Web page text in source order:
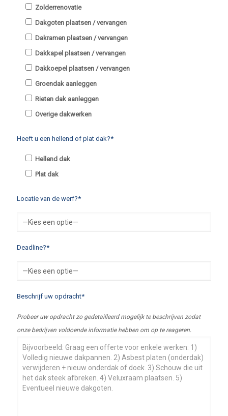
Zolderrenovatie
Dakgoten plaatsen / vervangen
Dakramen plaatsen / vervangen
Dakkapel plaatsen / vervangen
Dakkoepel plaatsen / vervangen
Groendak aanleggen
Rieten dak aanleggen
Overige dakwerken
Heeft u een hellend of plat dak?*
Hellend dak
Plat dak
Locatie van de werf?*
Deadline?*
Beschrijf uw opdracht*
Probeer uw opdracht zo gedetailleerd mogelijk te beschrijven zodat
onze bedrijven voldoende informatie hebben om op te reageren.